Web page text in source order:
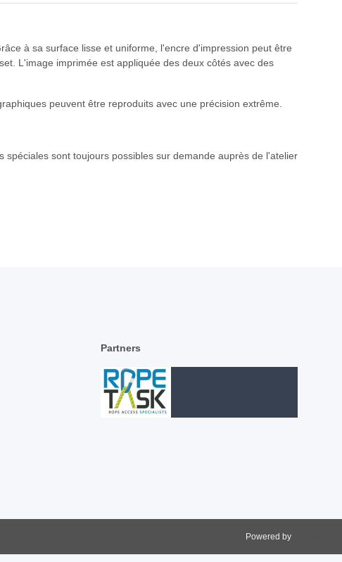
à sa surface lisse et uniforme, l'encre d'impression peut être
L'image imprimée est appliquée des deux côtés avec des
peuvent être reproduits avec une précision extrême.
sont toujours possibles sur demande auprès de l'atelier
Partners
Powered by